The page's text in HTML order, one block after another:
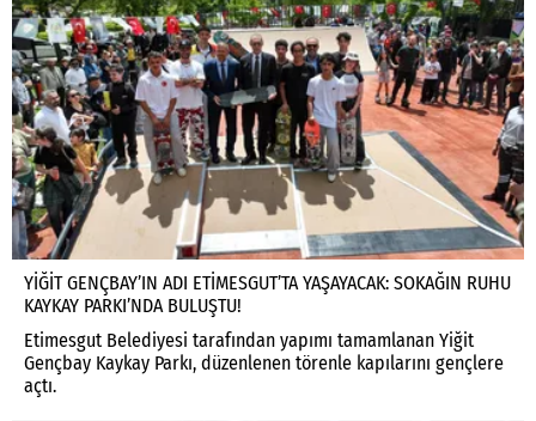
YİĞİT GENÇBAY’IN ADI ETİMESGUT’TA YAŞAYACAK: SOKAĞIN RUHU
KAYKAY PARKI’NDA BULUŞTU!
Etimesgut Belediyesi tarafından yapımı tamamlanan Yiğit
Gençbay Kaykay Parkı, düzenlenen törenle kapılarını gençlere
açtı.